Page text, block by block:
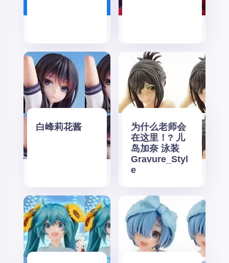
白峰莉花酱
为什么老师会
在这里！? 儿
岛加奈 泳装
Gravure_Styl
e